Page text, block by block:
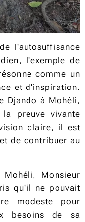
l'autosuffisance
l'exemple de
comme un
et d'inspiration.
Djando à Mohéli,
preuve vivante
claire, il est
de contribuer au
Monsieur
qu'il ne pouvait
modeste pour
besoins de sa